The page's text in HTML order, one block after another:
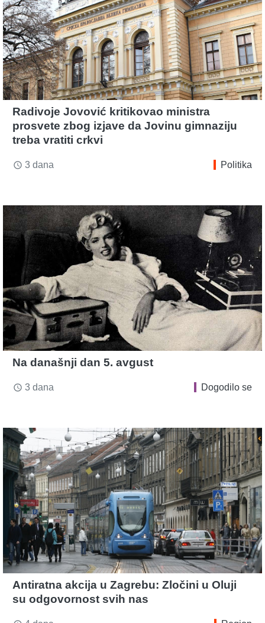
Radivoje Jovović kritikovao ministra
prosvete zbog izjave da Jovinu gimnaziju
treba vratiti crkvi
access_time 3 dana Politika
Na današnji dan 5. avgust
access_time 3 dana Dogodilo se
Antiratna akcija u Zagrebu: Zločini u Oluji
su odgovornost svih nas